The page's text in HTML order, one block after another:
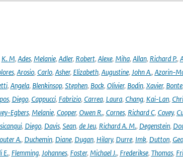
K. M, Ades, Melanie, Adler, Robert, Alexe, Miha, Allan, Richard P.,
, Arosio, Carlo, Asher, Elizabeth, Augustine, John A., Azorin-
, Angela, Blenkinsop, Stephen, Bock, Olivier, Bodin, Xavier, Bonte,
, Diego, Cappucci, Fabrizio, Carrea, Laura, Chang, Kai-Lan,
Egbers, Melanie, Cooper, Owen R., Cornes, Richard C, Covey,
, Diego, Davis, Sean, de Jeu, Richard A. M., Degenstein,
A., Duchemin, Diane, Dugan, Hilary, Durre, Imk, Dutton,
E., Flemming, Johannes, Foster, Michael J., Frederikse, Thomas,